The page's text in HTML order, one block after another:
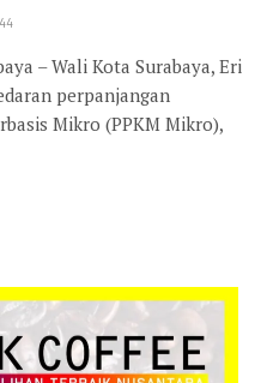
– Wali Kota Surabaya, Eri
perpanjangan
Mikro (PPKM Mikro),